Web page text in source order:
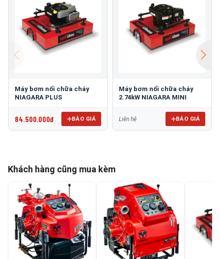
Máy bơm nổi chữa cháy
NIAGARA PLUS
84.500.000đ BÁO GIÁ
Máy bơm nổi chữa cháy
2.74kW NIAGARA MINI
Liên hệ BÁO GIÁ
Khách hàng cũng mua kèm